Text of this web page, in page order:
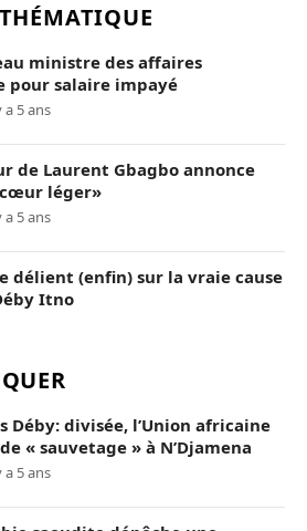
ministre des affaires
pour salaire impayé
a 5 ans
de Laurent Gbagbo annonce
léger»
a 5 ans
délient (enfin) sur la vraie cause
Itno
Déby: divisée, l’Union africaine
« sauvetage » à N’Djamena
a 5 ans